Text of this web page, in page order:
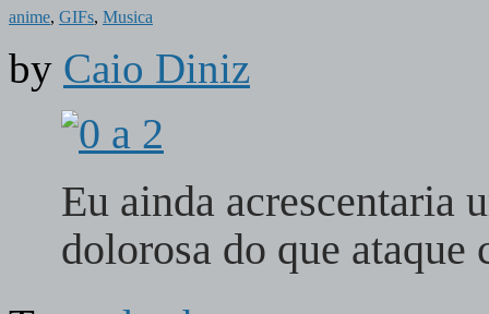
anime, GIFs, Musica
by Caio Diniz
Eu ainda acrescentaria
dolorosa do que